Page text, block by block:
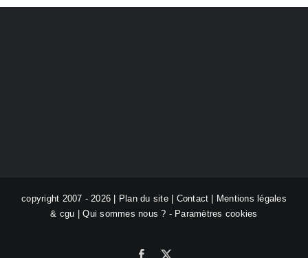
copyright 2007 - 2026 | Plan du site| Contact
Mentions légales
& cgu |Qui sommes nous ? - Paramètres cookies
Facebook